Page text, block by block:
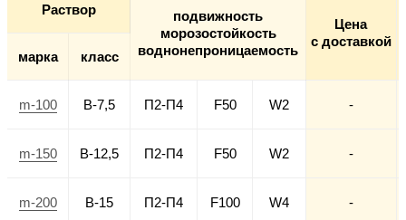
Раствор
подвижность
морозостойкость
воднонепроницаемость
Цена
с доставкой
марка
класс
m-100 В-7,5 П2-П4 F50 W2 -
m-150 В-12,5 П2-П4 F50 W2 -
m-200 В-15 П2-П4 F100 W4 -